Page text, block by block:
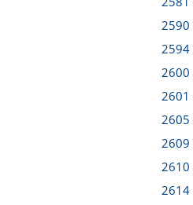
2590
2594
2600
2601
2605
2609
2610
2614